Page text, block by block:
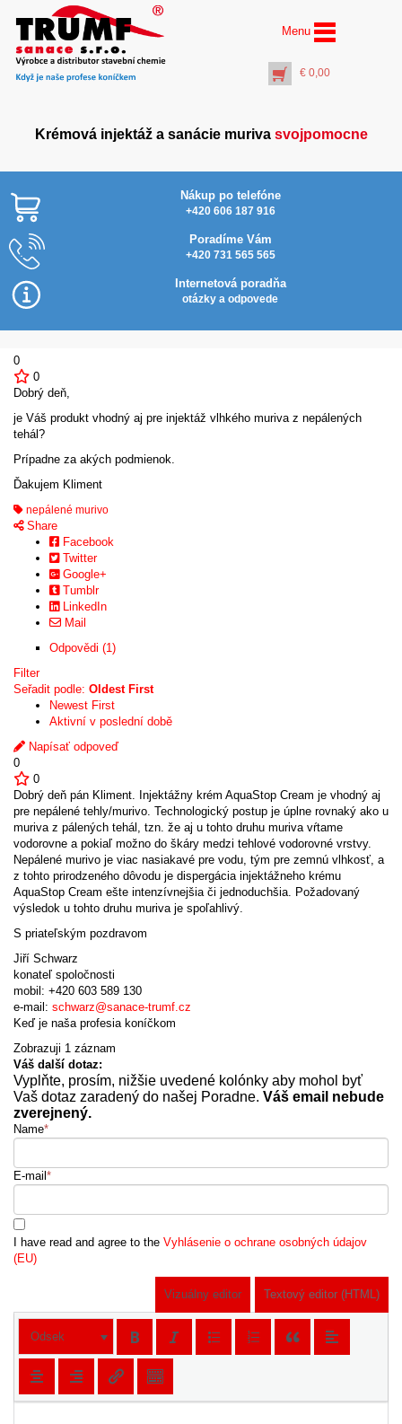
Menu
€ 0,00
Krémová injektáž a sanácie muriva svojpomocne
Nákup po telefóne
+420 606 187 916
Poradíme Vám
+420 731 565 565
Internetová poradňa
otázky a odpovede
0
0
Dobrý deň,
je Váš produkt vhodný aj pre injektáž vlhkého muriva z nepálených
tehál?
Prípadne za akých podmienok.
Ďakujem Kliment
nepálené murivo
Share
Facebook
Twitter
Google+
Tumblr
LinkedIn
Mail
Odpovědi (1)
Filter
Seřadit podle: Oldest First
Newest First
Aktivní v poslední době
Napísať odpoveď
0
0
Dobrý deň pán Kliment. Injektážny krém AquaStop Cream je vhodný aj
pre nepálené tehly/murivo. Technologický postup je úplne rovnaký ako u
muriva z pálených tehál, tzn. že aj u tohto druhu muriva vŕtame
vodorovne a pokiaľ možno do škáry medzi tehlové vodorovné vrstvy.
Nepálené murivo je viac nasiakavé pre vodu, tým pre zemnú vlhkosť, a
z tohto prirodzeného dôvodu je dispergácia injektážneho krému
AquaStop Cream ešte intenzívnejšia či jednoduchšia. Požadovaný
výsledok u tohto druhu muriva je spoľahlivý.
S priateľským pozdravom
Jiří Schwarz
konateľ spoločnosti
mobil: +420 603 589 130
e-mail: schwarz@sanace-trumf.cz
Keď je naša profesia koníčkom
Zobrazuji 1 záznam
Váš další dotaz:
Vyplňte, prosím, nižšie uvedené kolónky aby mohol byť
Vaš dotaz zaradený do našej Poradne. Váš email nebude
zverejnený.
Name*
E-mail *
I have read and agree to the Vyhlásenie o ochrane osobných údajov
(EU)
Vizuálny editor Textový editor (HTML)
Odsek
AquaSan Porosity® (1
l) sanačná omietka
svojpomocne
+ PŘIDAT DO KOŠÍKU